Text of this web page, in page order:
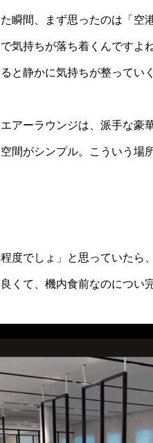
瞬間、まず思ったのは「空
気持ちが落ち着くんですよ
と静かに気持ちが整ってい
アーラウンジは、派手な豪
間がシンプル。こういう場
度でしょ」と思っていた
くて、機内食前なのについ